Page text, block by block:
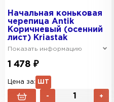
Начальная коньковая
черепица Antik
Коричневый (осенний
лист) Kriastak
Показать информацию
1 478 ₽
Цена за: ШТ
- +